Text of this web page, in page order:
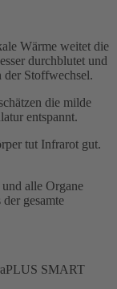
Wärme weitet die
durchblutet und
der Stoffwechsel.
die milde
entspannt.
tut Infrarot gut.
alle Organe
gesamte
SMART